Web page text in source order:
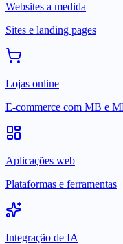
Websites a medida
Sites e landing pages
Lojas online
E-commerce com MB e
Aplicações web
Plataformas e ferramentas
Integração de IA